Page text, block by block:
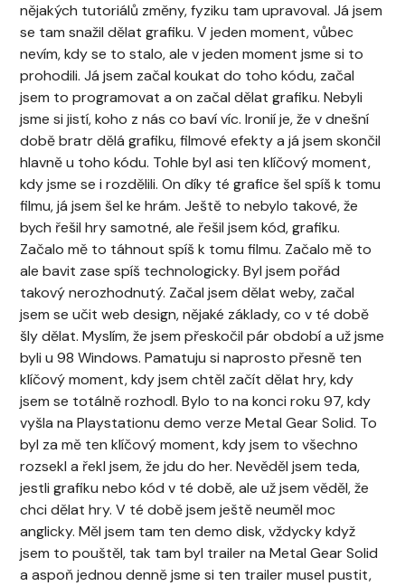
nějakých tutoriálů změny, fyziku tam upravoval. Já jsem
se tam snažil dělat grafiku. V jeden moment, vůbec
nevím, kdy se to stalo, ale v jeden moment jsme si to
prohodili. Já jsem začal koukat do toho kódu, začal
jsem to programovat a on začal dělat grafiku. Nebyli
jsme si jistí, koho z nás co baví víc. Ironií je, že v dnešní
době bratr dělá grafiku, filmové efekty a já jsem skončil
hlavně u toho kódu. Tohle byl asi ten klíčový moment,
kdy jsme se i rozdělili. On díky té grafice šel spíš k tomu
filmu, já jsem šel ke hrám. Ještě to nebylo takové, že
bych řešil hry samotné, ale řešil jsem kód, grafiku.
Začalo mě to táhnout spíš k tomu filmu. Začalo mě to
ale bavit zase spíš technologicky. Byl jsem pořád
takový nerozhodnutý. Začal jsem dělat weby, začal
jsem se učit web design, nějaké základy, co v té době
šly dělat. Myslím, že jsem přeskočil pár období a už jsme
byli u 98 Windows. Pamatuju si naprosto přesně ten
klíčový moment, kdy jsem chtěl začít dělat hry, kdy
jsem se totálně rozhodl. Bylo to na konci roku 97, kdy
vyšla na Playstationu demo verze Metal Gear Solid. To
byl za mě ten klíčový moment, kdy jsem to všechno
rozsekl a řekl jsem, že jdu do her. Nevěděl jsem teda,
jestli grafiku nebo kód v té době, ale už jsem věděl, že
chci dělat hry. V té době jsem ještě neuměl moc
anglicky. Měl jsem tam ten demo disk, vždycky když
jsem to pouštěl, tak tam byl trailer na Metal Gear Solid
a aspoň jednou denně jsme si ten trailer musel pustit,